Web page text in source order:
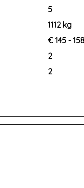
5
1112 kg
€ 145 -
2
2